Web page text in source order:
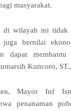
masyarakat.
di wilayah ini tidak
bernilai
dapat membantu
Kuncoro,
Mayor Inf
penanaman